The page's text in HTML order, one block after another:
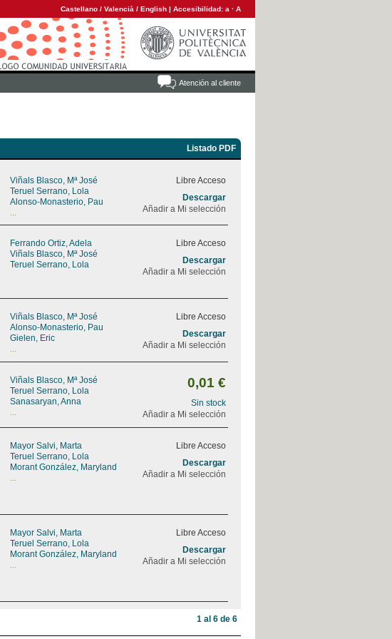
Castellano / Valencià / English | Accesibilidad: a · A
Atención al cliente
Listado PDF
Viñals Blasco, Mª José
Teruel Serrano, Lola
Alonso-Monasterio, Pau
...
Libre Acceso
Descargar
Añadir a Mi selección
Ferrando Ortiz, Adela
Viñals Blasco, Mª José
Teruel Serrano, Lola
Libre Acceso
Descargar
Añadir a Mi selección
Viñals Blasco, Mª José
Alonso-Monasterio, Pau
Gielen, Eric
...
Libre Acceso
Descargar
Añadir a Mi selección
Viñals Blasco, Mª José
Teruel Serrano, Lola
Sanasaryan, Anna
...
0,01 €
Sin stock
Añadir a Mi selección
Mayor Salvi, Marta
Teruel Serrano, Lola
Morant González, Maryland
...
Libre Acceso
Descargar
Añadir a Mi selección
Mayor Salvi, Marta
Teruel Serrano, Lola
Morant González, Maryland
...
Libre Acceso
Descargar
Añadir a Mi selección
1 al 6 de 6